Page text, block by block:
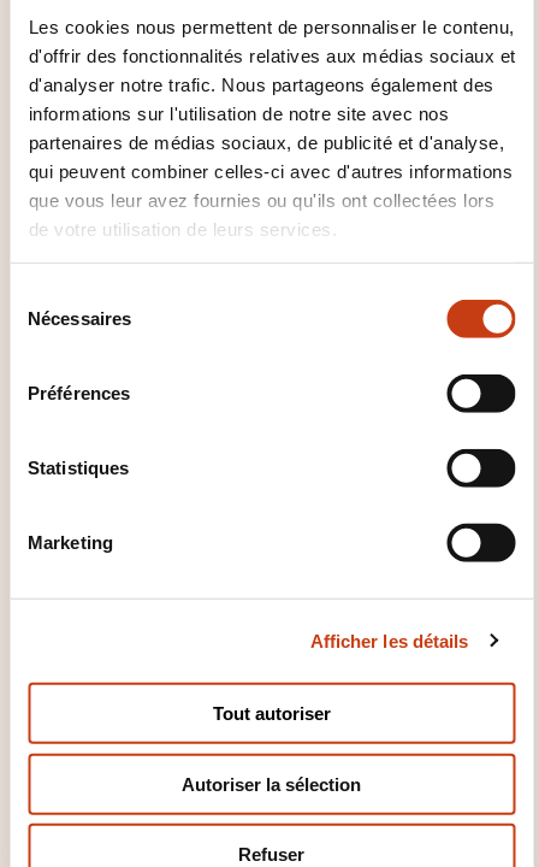
Les cookies nous permettent de personnaliser le contenu,
d'offrir des fonctionnalités relatives aux médias sociaux et
d'analyser notre trafic. Nous partageons également des
informations sur l'utilisation de notre site avec nos
partenaires de médias sociaux, de publicité et d'analyse,
qui peuvent combiner celles-ci avec d'autres informations
que vous leur avez fournies ou qu'ils ont collectées lors
de votre utilisation de leurs services.
Nécessaires
Préférences
Statistiques
Marketing
Afficher les détails
Tout autoriser
Autoriser la sélection
Refuser
Service Formation
info@businesstraining.lu
+352 20 30 10 60
En savoir plus sur l’organisme de
formation: Business Training
Luxembourg
CES FORMATIONS POURRAIENT
EN
Fundamentals (MS-900)
Informatique et systèmes
d'information - Administration